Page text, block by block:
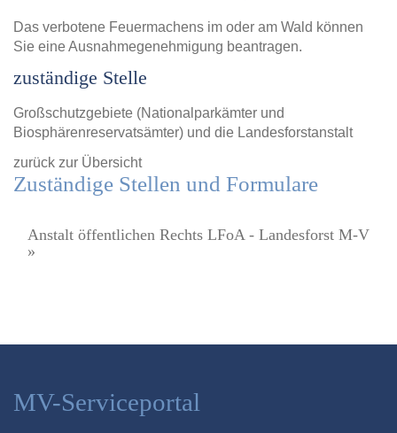
Das verbotene Feuermachens im oder am Wald können
Sie eine Ausnahmegenehmigung beantragen.
zuständige Stelle
Großschutzgebiete (Nationalparkämter und
Biosphärenreservatsämter) und die Landesforstanstalt
zurück zur Übersicht
Zuständige Stellen und Formulare
Anstalt öffentlichen Rechts LFoA - Landesforst M-V
»
MV-Serviceportal